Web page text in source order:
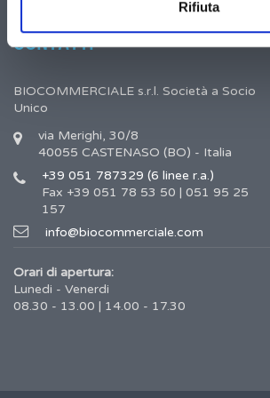
Rifiuta
CONTATTI
BIOCOMMERCIALE s.r.l. Società a Socio
Unico
via Merighi, 30/8
40055 CASTENASO (BO) - Italia
+39 051 787329 (6 linee r.a.)
Fax +39 051 78 53 50 | 051 95 25
157
info@biocommerciale.com
Orari di apertura:
Lunedi - Venerdi
08.30 - 13.00 | 14.00 - 17.30